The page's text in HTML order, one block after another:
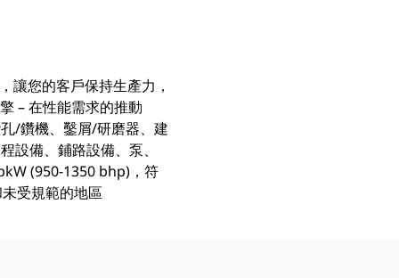
讓您的客戶保持生產力，
– 在性能需求的推動
/鑽機、鑿屑/研磨器、建
設備、鋪路設備、泵、
(950-1350 bhp)，符
受規範的地區